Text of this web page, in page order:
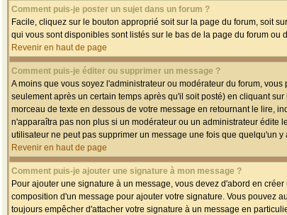
Comment puis-je poster un sujet dans un forum ?
Facile, cliquez sur le bouton approprié soit sur la page du forum, soit
qui vous sont disponibles sont listés sur le bas de la page du forum ou
Revenir en haut de page
Comment puis-je éditer ou supprimer un message ?
A moins que vous soyez l'administrateur ou modérateur du forum,
seulement après un certain temps après qu'il soit posté) en cliquant sur
morceau de texte en dessous de votre message en retournant le lire,
n'apparaîtra pas non plus si un modérateur ou un administrateur édite
utilisateur ne peut pas supprimer un message une fois que quelqu'un y
Revenir en haut de page
Comment puis-je ajouter une signature à mon message ?
Pour ajouter une signature à un message, vous devez d'abord en
composition d'un message pour ajouter votre signature. Vous pouvez
toujours empêcher d'attacher votre signature à un message en